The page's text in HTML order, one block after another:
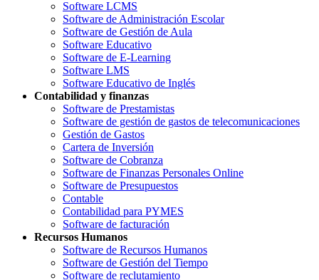
Software LCMS
Software de Administración Escolar
Software de Gestión de Aula
Software Educativo
Software de E-Learning
Software LMS
Software Educativo de Inglés
Contabilidad y finanzas
Software de Prestamistas
Software de gestión de gastos de telecomunicaciones
Gestión de Gastos
Cartera de Inversión
Software de Cobranza
Software de Finanzas Personales Online
Software de Presupuestos
Contable
Contabilidad para PYMES
Software de facturación
Recursos Humanos
Software de Recursos Humanos
Software de Gestión del Tiempo
Software de reclutamiento